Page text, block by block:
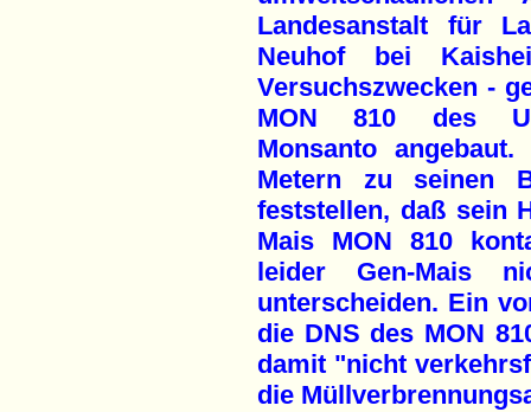
Landesanstalt für
Neuhof bei
Versuchszwecken -
MON 810 des
Monsanto
Metern zu seinen
feststellen, daß sein
Mais MON 810
leider Gen-Mais
unterscheiden. Ein
die DNS des MON
damit "nicht
die